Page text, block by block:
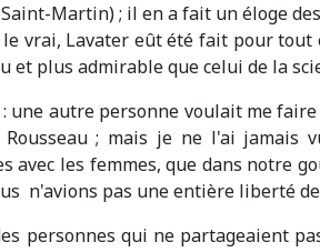
Martin) ; il en a fait un éloge
vrai, Lavater eût été fait pour
et plus admirable que celui de la
autre personne voulait me
; mais je ne l'ai jamais
avec les femmes, que dans notre
n'avions pas une entière liberté
personnes qui ne partageaient